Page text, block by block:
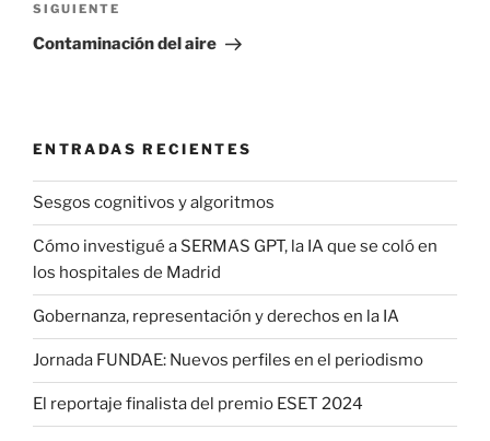
Siguiente
entrada
SIGUIENTE
Contaminación del aire
ENTRADAS RECIENTES
Sesgos cognitivos y algoritmos
Cómo investigué a SERMAS GPT, la IA que se coló en
los hospitales de Madrid
Gobernanza, representación y derechos en la IA
Jornada FUNDAE: Nuevos perfiles en el periodismo
El reportaje finalista del premio ESET 2024